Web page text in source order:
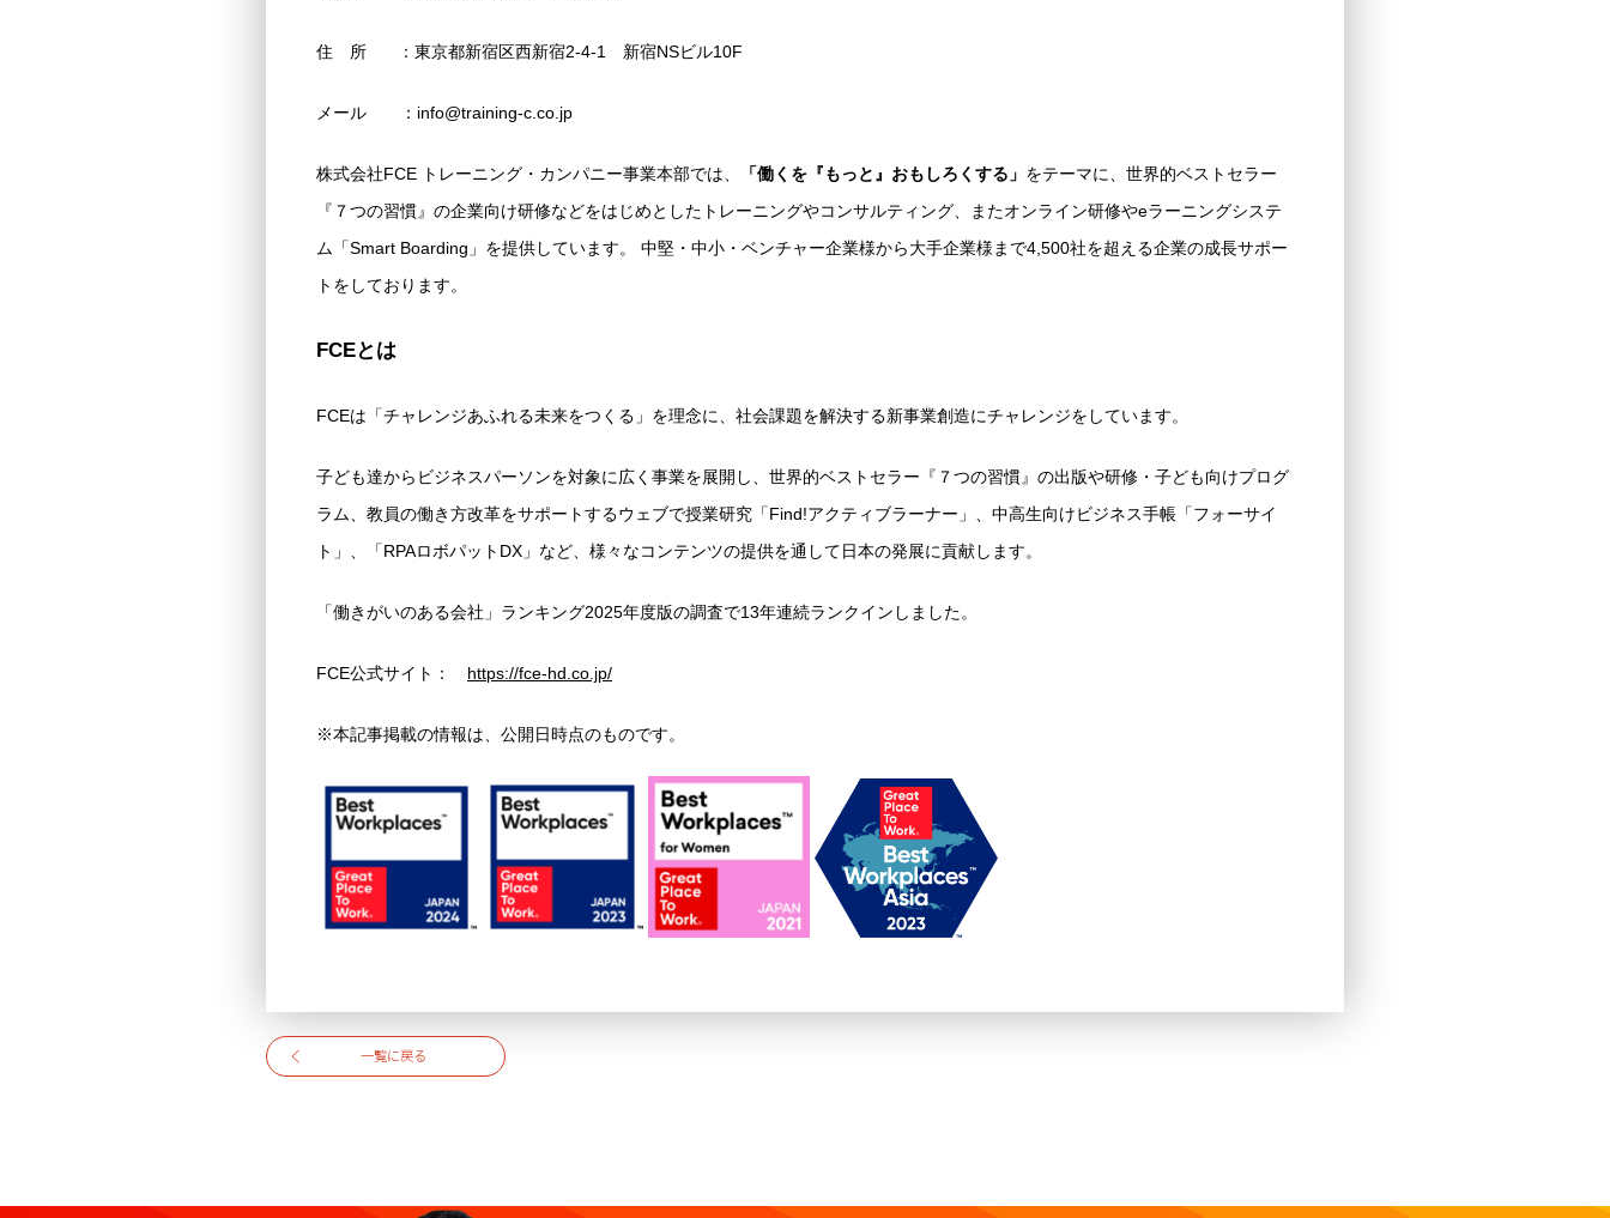
住 所 ：東京都新宿区西新宿2-4-1 新宿NSビル10F
メール ：info@training-c.co.jp
株式会社FCE トレーニング・カンパニー事業本部では、 「働くを『もっと』おもしろくする」 をテーマに、世界的ベストセラー
『７つの習慣』の企業向け研修などをはじめとしたトレーニングやコンサルティング、またオンライン研修やeラーニングシステ
ム「Smart Boarding」を提供しています。 中堅・中小・ベンチャー企業様から大手企業様まで4,500社を超える企業の成長サポー
トをしております。
FCEとは
FCEは「チャレンジあふれる未来をつくる」を理念に、社会課題を解決する新事業創造にチャレンジをしています。
子ども達からビジネスパーソンを対象に広く事業を展開し、世界的ベストセラー『７つの習慣』の出版や研修・子ども向けプログ
ラム、教員の働き方改革をサポートするウェブで授業研究「Find!アクティブラーナー」、中高生向けビジネス手帳「フォーサイ
ト」、「RPAロボパットDX」など、様々なコンテンツの提供を通して日本の発展に貢献します。
「働きがいのある会社」ランキング2025年度版の調査で13年連続ランクインしました。
FCE公式サイト： https://fce-hd.co.jp/
※本記事掲載の情報は、公開日時点のものです。
一覧に戻る